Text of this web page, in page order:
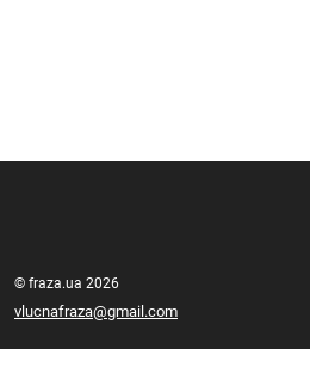
© fraza.ua 2026
vlucnafraza@gmail.com